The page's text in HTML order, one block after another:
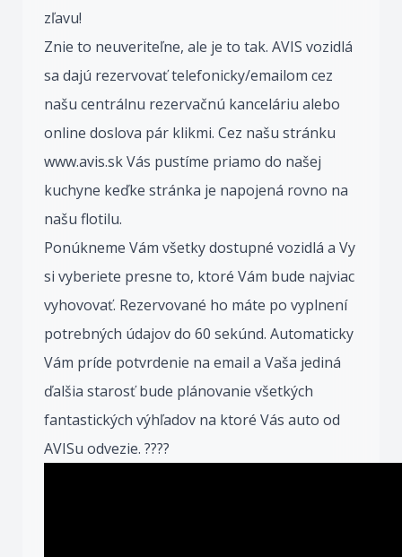
zľavu!
Znie to neuveriteľne, ale je to tak. AVIS vozidlá
sa dajú rezervovať telefonicky/emailom cez
našu centrálnu rezervačnú kanceláriu alebo
online doslova pár klikmi. Cez našu stránku
www.avis.sk Vás pustíme priamo do našej
kuchyne keďke stránka je napojená rovno na
našu flotilu.
Ponúkneme Vám všetky dostupné vozidlá a Vy
si vyberiete presne to, ktoré Vám bude najviac
vyhovovať. Rezervované ho máte po vyplnení
potrebných údajov do 60 sekúnd. Automaticky
Vám príde potvrdenie na email a Vaša jediná
ďalšia starosť bude plánovanie všetkých
fantastických výhľadov na ktoré Vás auto od
AVISu odvezie. ????